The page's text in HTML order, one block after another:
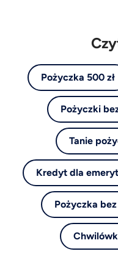
Pożyczka 500 zł
Pożyczki
Tanie
Kredyt dla
Pożyczka